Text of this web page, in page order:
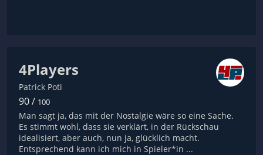
4Players
Patrick Poti
90 / 100
Man sagt ja, das mit der Nostalgie wäre so eine Sache.
Es stimmt wohl, dass sie verklärt, in der Rückschau
idealisiert, aber auch, nun ja, glücklich macht.
Entsprechend kann ich mich in Spieler*in ...